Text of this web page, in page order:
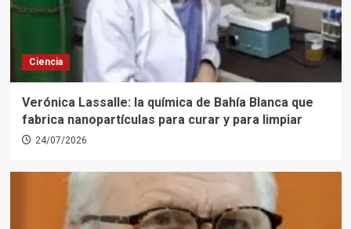
Ciencia
Verónica Lassalle: la química de Bahía Blanca que
fabrica nanopartículas para curar y para limpiar
24/07/2026